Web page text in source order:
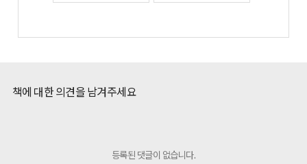
책에 대한 의견을 남겨주세요
등록된 댓글이 없습니다.